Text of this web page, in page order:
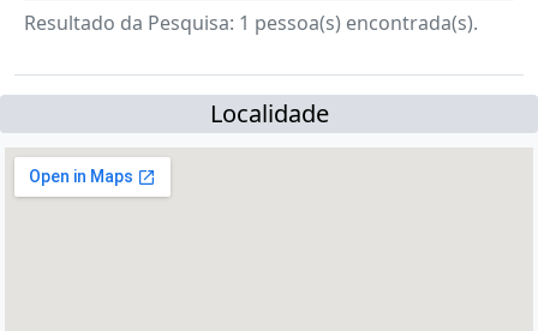
Resultado da Pesquisa: 1 pessoa(s) encontrada(s).
Localidade